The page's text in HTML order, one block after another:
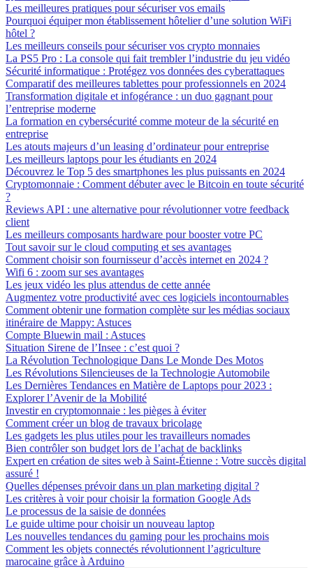
Les meilleures pratiques pour sécuriser vos emails
Pourquoi équiper mon établissement hôtelier d’une solution WiFi
hôtel ?
Les meilleurs conseils pour sécuriser vos crypto monnaies
La PS5 Pro : La console qui fait trembler l’industrie du jeu vidéo
Sécurité informatique : Protégez vos données des cyberattaques
Comparatif des meilleures tablettes pour professionnels en 2024
Transformation digitale et infogérance : un duo gagnant pour
l’entreprise moderne
La formation en cybersécurité comme moteur de la sécurité en
entreprise
Les atouts majeurs d’un leasing d’ordinateur pour entreprise
Les meilleurs laptops pour les étudiants en 2024
Découvrez le Top 5 des smartphones les plus puissants en 2024
Cryptomonnaie : Comment débuter avec le Bitcoin en toute sécurité
?
Reviews API : une alternative pour révolutionner votre feedback
client
Les meilleurs composants hardware pour booster votre PC
Tout savoir sur le cloud computing et ses avantages
Comment choisir son fournisseur d’accès internet en 2024 ?
Wifi 6 : zoom sur ses avantages
Les jeux vidéo les plus attendus de cette année
Augmentez votre productivité avec ces logiciels incontournables
Comment obtenir une formation complète sur les médias sociaux
itinéraire de Mappy: Astuces
Compte Bluewin mail : Astuces
Situation Sirene de l’Insee : c’est quoi ?
La Révolution Technologique Dans Le Monde Des Motos
Les Révolutions Silencieuses de la Technologie Automobile
Les Dernières Tendances en Matière de Laptops pour 2023 :
Explorer l’Avenir de la Mobilité
Investir en cryptomonnaie : les pièges à éviter
Comment créer un blog de travaux bricolage
Les gadgets les plus utiles pour les travailleurs nomades
Bien contrôler son budget lors de l’achat de backlinks
Expert en création de sites web à Saint-Étienne : Votre succès digital
assuré !
Quelles dépenses prévoir dans un plan marketing digital ?
Les critères à voir pour choisir la formation Google Ads
Le processus de la saisie de données
Le guide ultime pour choisir un nouveau laptop
Les nouvelles tendances du gaming pour les prochains mois
Comment les objets connectés révolutionnent l’agriculture
marocaine grâce à Arduino